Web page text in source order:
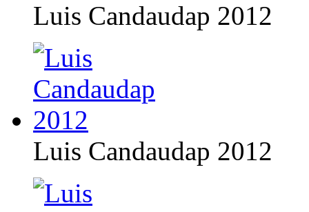
Luis Candaudap 2012
Luis Candaudap 2012